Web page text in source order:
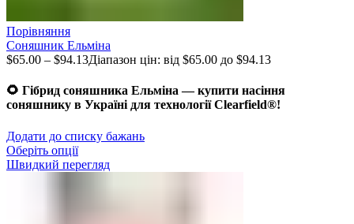
Порівняння
Соняшник Ельміна
$65.00 – $94.13Діапазон цін: від $65.00 до $94.13
🌻 Гібрид соняшника Ельміна — купити насіння
соняшнику в Україні для технології Clearfield®!
Додати до списку бажань
Оберіть опції
Швидкий перегляд